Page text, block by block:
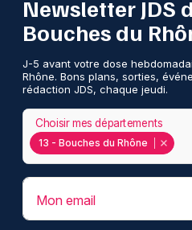
Newsletter JDS
Bouches du
J-5 avant votre dose
Rhône. Bons plans, sorties,
rédaction JDS, chaque jeudi.
13 - Bouches du Rhône
Choisir mes départements
Mon email